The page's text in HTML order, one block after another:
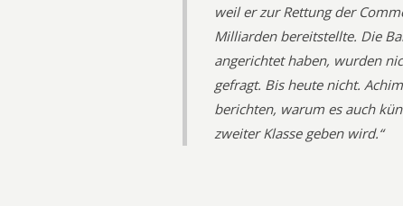
weil er zur Rettung der
Milliarden bereitstellte. Die
angerichtet haben, wurden
gefragt. Bis heute nicht.
berichten, warum es auch
zweiter Klasse geben wird.“